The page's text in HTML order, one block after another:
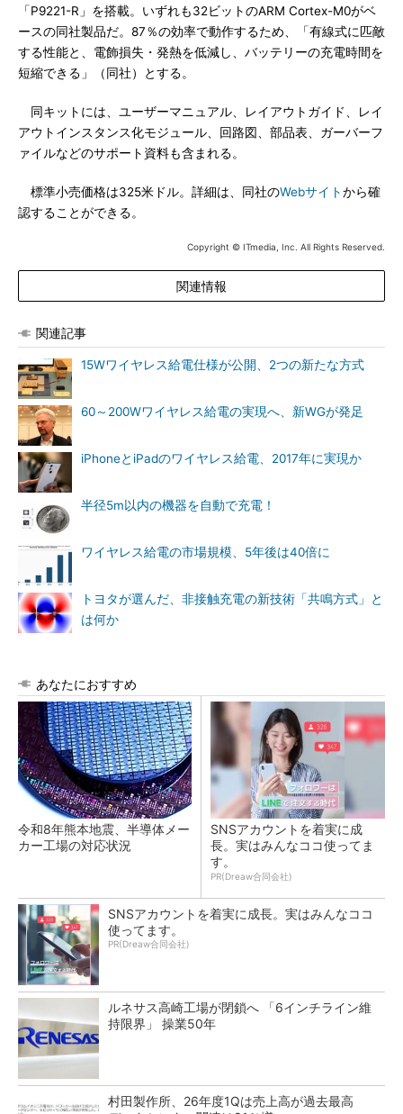
「P9221-R」を搭載。いずれも32ビットのARM Cortex-M0がベ
ースの同社製品だ。87％の効率で動作するため、「有線式に匹敵
する性能と、電飾損失・発熱を低減し、バッテリーの充電時間を
短縮できる」（同社）とする。
同キットには、ユーザーマニュアル、レイアウトガイド、レイ
アウトインスタンス化モジュール、回路図、部品表、ガーバーフ
ァイルなどのサポート資料も含まれる。
標準小売価格は325米ドル。詳細は、同社のWebサイトから確
認することができる。
Copyright © ITmedia, Inc. All Rights Reserved.
関連情報
関連記事
15Wワイヤレス給電仕様が公開、2つの新たな方式
60～200Wワイヤレス給電の実現へ、新WGが発足
iPhoneとiPadのワイヤレス給電、2017年に実現か
半径5m以内の機器を自動で充電！
ワイヤレス給電の市場規模、5年後は40倍に
トヨタが選んだ、非接触充電の新技術「共鳴方式」と
は何か
あなたにおすすめ
令和8年熊本地震、半導体メー
カー工場の対応状況
SNSアカウントを着実に成
長。実はみんなココ使ってま
す。
PR(Dreaw合同会社)
SNSアカウントを着実に成長。実はみんなココ
使ってます。
PR(Dreaw合同会社)
ルネサス高崎工場が閉鎖へ 「6インチライン維
持限界」 操業50年
村田製作所、26年度1Qは売上高が過去最高